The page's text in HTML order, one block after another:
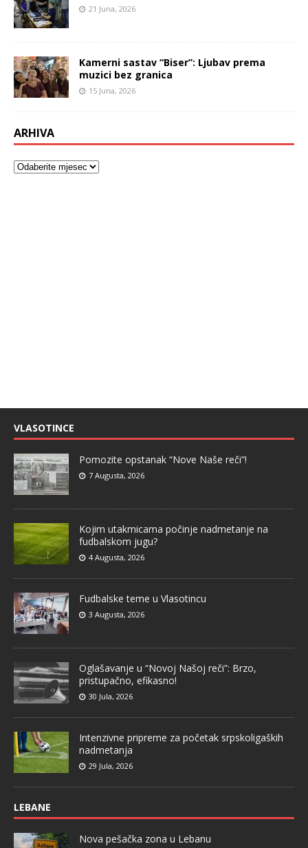
21 Juna, 2026
Kamerni sastav “Biser”: Ljubav prema
muzici bez granica
15 Juna, 2026
ARHIVA
VLASOTINCE
Pomozite opstanak “Nove Naše reči”!
7 Augusta, 2026
Kojim utakmicama počinje nadmetanje na
fudbalskom jugu?
4 Augusta, 2026
Fudbalske teme u Vlasotincu
3 Augusta, 2026
Oglašavanje u “Novoj Našoj reči”: Brzo,
pristupačno, efikasno!
30 Jula, 2026
Intenzivne pripreme za početak srpskoligaških
nadmetanja
29 Jula, 2026
LEBANE
Nova pešačka zona u Lebanu